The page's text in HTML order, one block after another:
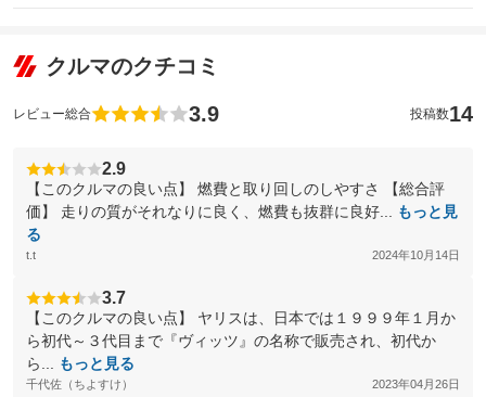
クルマのクチコミ
レビュー総合 3.9 投稿数14
2.9
【このクルマの良い点】 燃費と取り回しのしやすさ 【総合評
価】 走りの質がそれなりに良く、燃費も抜群に良好...
もっと見
る
t.t 2024年10月14日
3.7
【このクルマの良い点】 ヤリスは、日本では１９９９年１月か
ら初代～３代目まで『ヴィッツ』の名称で販売され、初代か
ら...
もっと見る
千代佐（ちよすけ） 2023年04月26日